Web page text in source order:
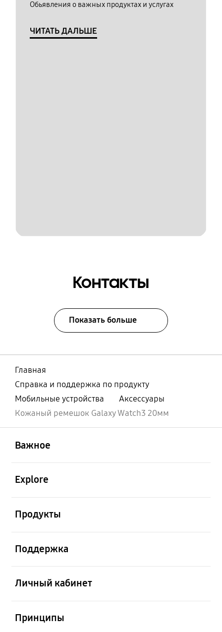
Обьявления о важных продуктах и услугах
ЧИТАТЬ ДАЛЬШЕ
Контакты
Показать больше
Главная
Справка и поддержка по продукту
Мобильные устройства
Аксессуары
Кожаный ремешок Galaxy Watch3 20мм
Важное
Explore
Продукты
Поддержка
Личный кабинет
Принципы